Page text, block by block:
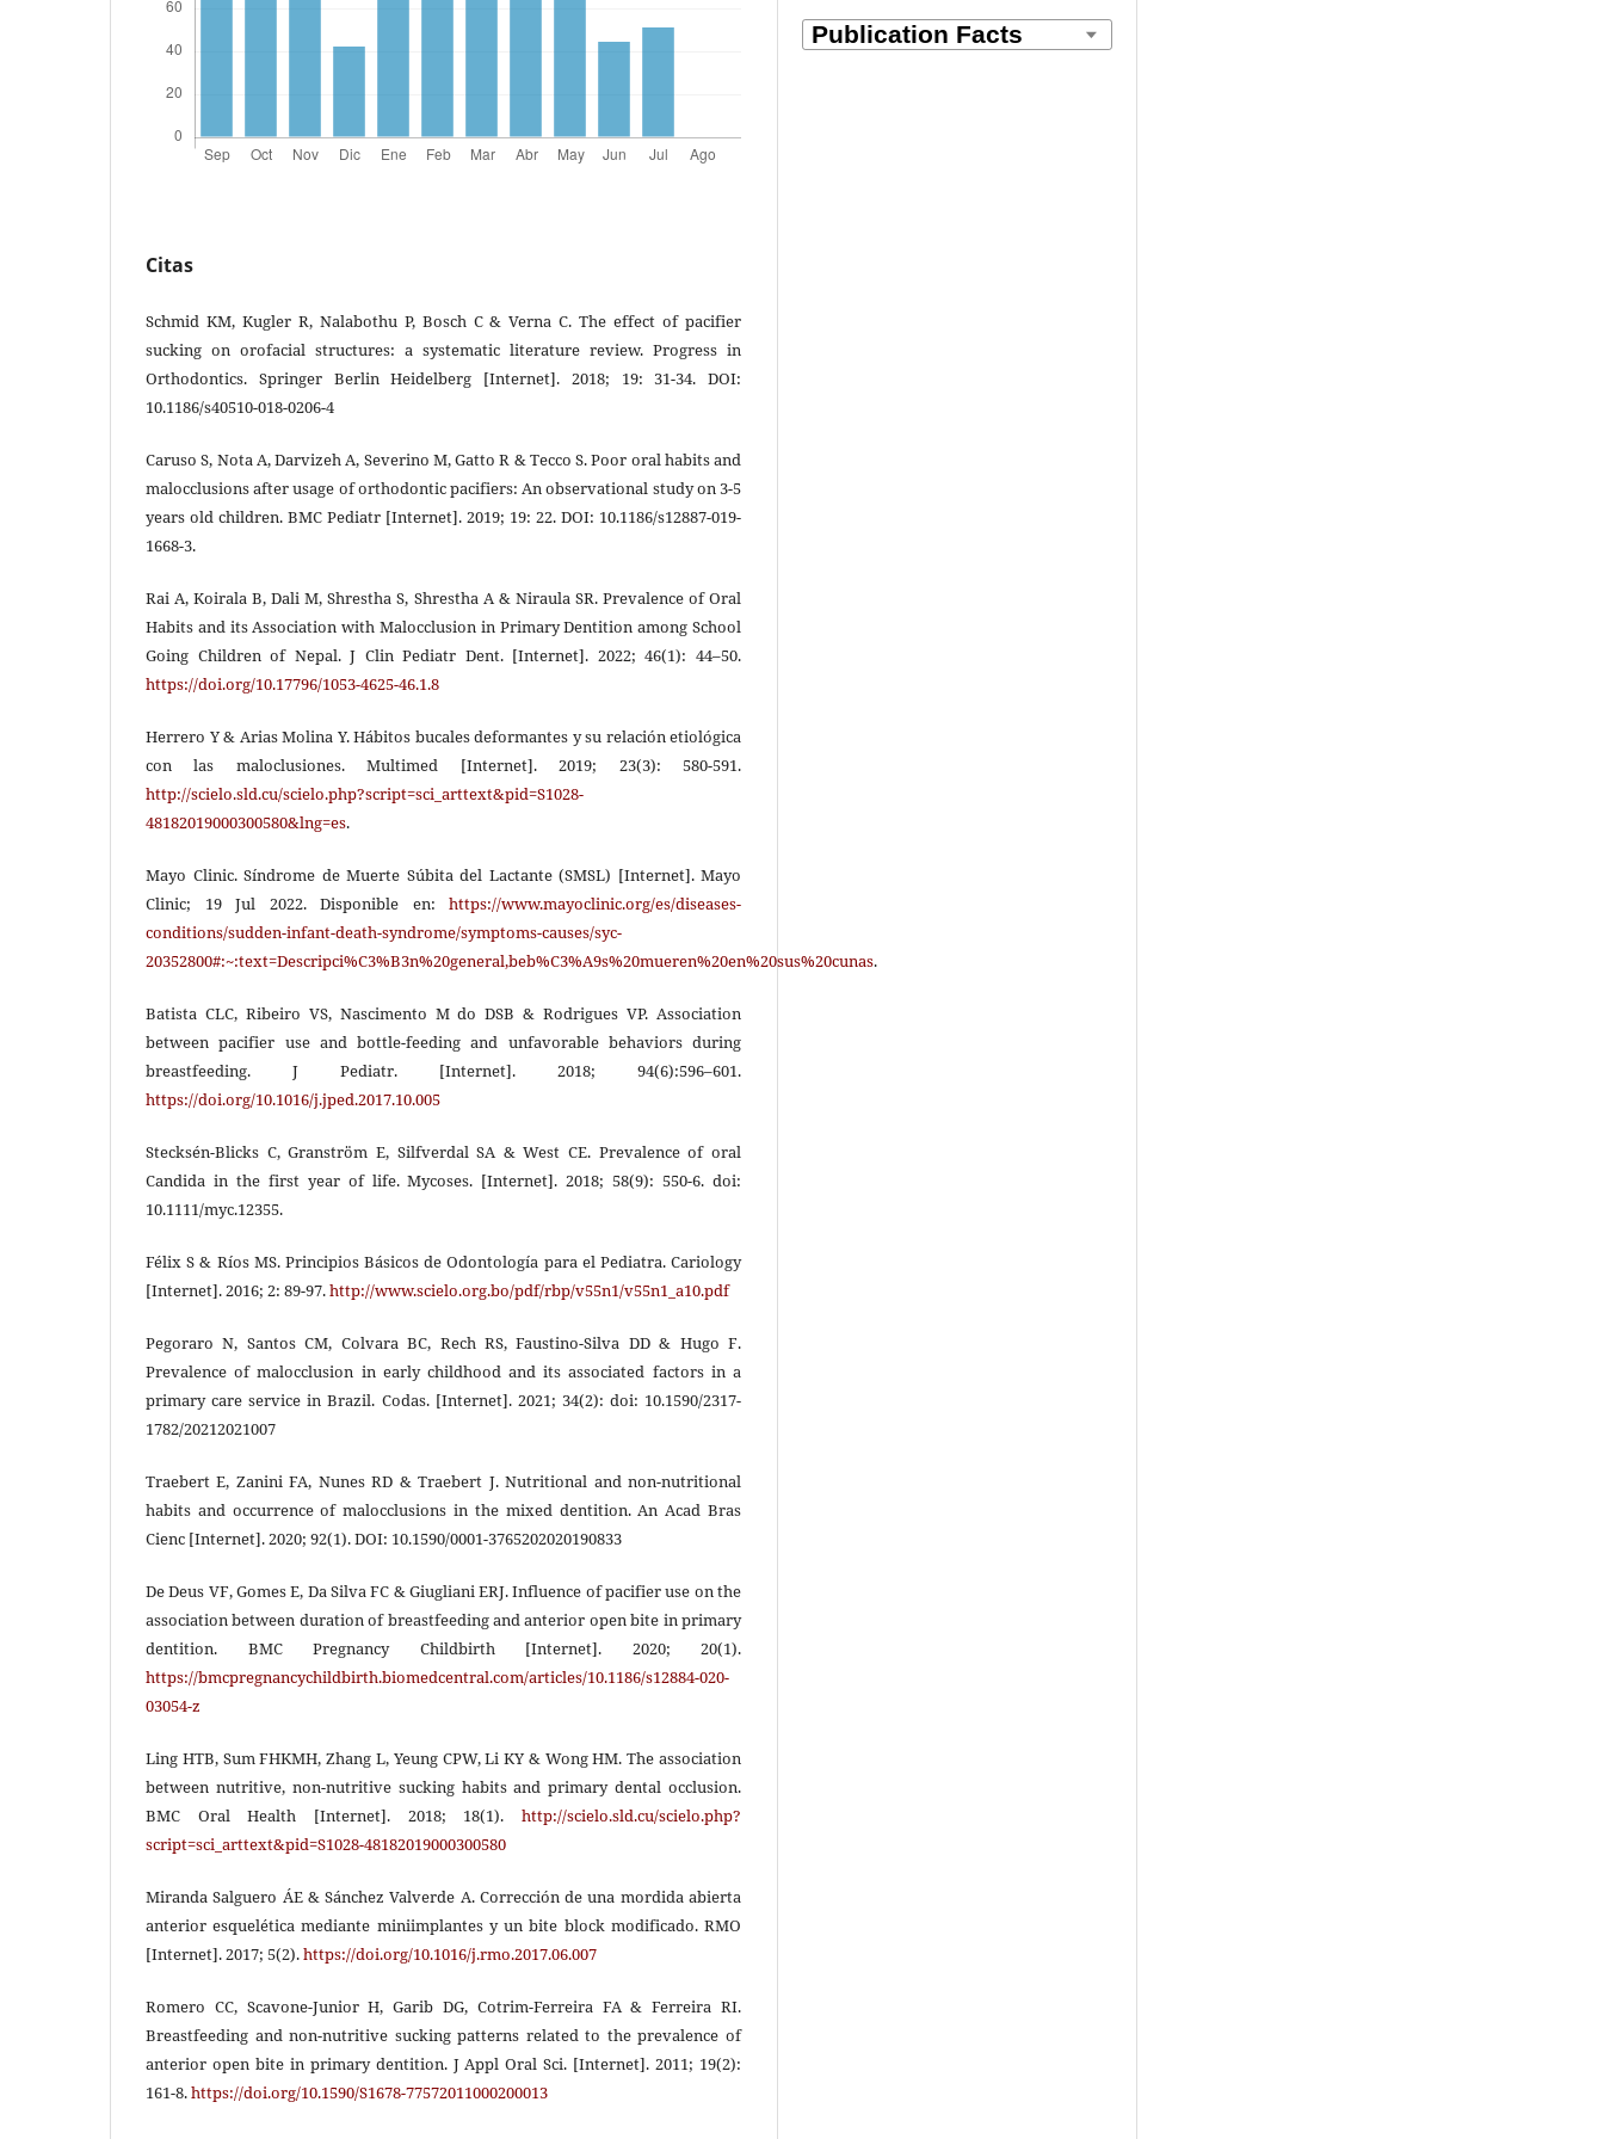
Citas
Schmid KM, Kugler R, Nalabothu P, Bosch C & Verna C. The effect of pacifier
sucking on orofacial structures: a systematic literature review. Progress in
Orthodontics. Springer Berlin Heidelberg [Internet]. 2018; 19: 31-34. DOI:
10.1186/s40510-018-0206-4
Caruso S, Nota A, Darvizeh A, Severino M, Gatto R & Tecco S. Poor oral habits and
malocclusions after usage of orthodontic pacifiers: An observational study on 3-5
years old children. BMC Pediatr [Internet]. 2019; 19: 22. DOI: 10.1186/s12887-019-
1668-3.
Rai A, Koirala B, Dali M, Shrestha S, Shrestha A & Niraula SR. Prevalence of Oral
Habits and its Association with Malocclusion in Primary Dentition among School
Going Children of Nepal. J Clin Pediatr Dent. [Internet]. 2022; 46(1): 44–50.
https://doi.org/10.17796/1053-4625-46.1.8
Herrero Y & Arias Molina Y. Hábitos bucales deformantes y su relación etiológica
con las maloclusiones. Multimed [Internet]. 2019; 23(3): 580-591.
http://scielo.sld.cu/scielo.php?script=sci_arttext&pid=S1028-
48182019000300580&lng=es.
Mayo Clinic. Síndrome de Muerte Súbita del Lactante (SMSL) [Internet]. Mayo
Clinic; 19 Jul 2022. Disponible en: https://www.mayoclinic.org/es/diseases-
conditions/sudden-infant-death-syndrome/symptoms-causes/syc-
20352800#:~:text=Descripci%C3%B3n%20general,beb%C3%A9s%20mueren%20en%20sus%20cunas.
Batista CLC, Ribeiro VS, Nascimento M do DSB & Rodrigues VP. Association
between pacifier use and bottle-feeding and unfavorable behaviors during
breastfeeding. J Pediatr. [Internet]. 2018; 94(6):596–601.
https://doi.org/10.1016/j.jped.2017.10.005
Stecksén-Blicks C, Granström E, Silfverdal SA & West CE. Prevalence of oral
Candida in the first year of life. Mycoses. [Internet]. 2018; 58(9): 550-6. doi:
10.1111/myc.12355.
Félix S & Ríos MS. Principios Básicos de Odontología para el Pediatra. Cariology
[Internet]. 2016; 2: 89-97.http://www.scielo.org.bo/pdf/rbp/v55n1/v55n1_a10.pdf
Pegoraro N, Santos CM, Colvara BC, Rech RS, Faustino-Silva DD & Hugo F.
Prevalence of malocclusion in early childhood and its associated factors in a
primary care service in Brazil. Codas. [Internet]. 2021; 34(2): doi: 10.1590/2317-
1782/20212021007
Traebert E, Zanini FA, Nunes RD & Traebert J. Nutritional and non-nutritional
habits and occurrence of malocclusions in the mixed dentition. An Acad Bras
Cienc [Internet]. 2020; 92(1). DOI: 10.1590/0001-3765202020190833
De Deus VF, Gomes E, Da Silva FC & Giugliani ERJ. Influence of pacifier use on the
association between duration of breastfeeding and anterior open bite in primary
dentition. BMC Pregnancy Childbirth [Internet]. 2020; 20(1).
https://bmcpregnancychildbirth.biomedcentral.com/articles/10.1186/s12884-020-
03054-z
Ling HTB, Sum FHKMH, Zhang L, Yeung CPW, Li KY & Wong HM. The association
between nutritive, non-nutritive sucking habits and primary dental occlusion.
BMC Oral Health [Internet]. 2018; 18(1). http://scielo.sld.cu/scielo.php?
script=sci_arttext&pid=S1028-48182019000300580
Miranda Salguero ÁE & Sánchez Valverde A. Corrección de una mordida abierta
anterior esquelética mediante miniimplantes y un bite block modificado. RMO
[Internet]. 2017; 5(2).https://doi.org/10.1016/j.rmo.2017.06.007
Romero CC, Scavone-Junior H, Garib DG, Cotrim-Ferreira FA & Ferreira RI.
Breastfeeding and non-nutritive sucking patterns related to the prevalence of
anterior open bite in primary dentition. J Appl Oral Sci. [Internet]. 2011; 19(2):
161-8.https://doi.org/10.1590/S1678-77572011000200013